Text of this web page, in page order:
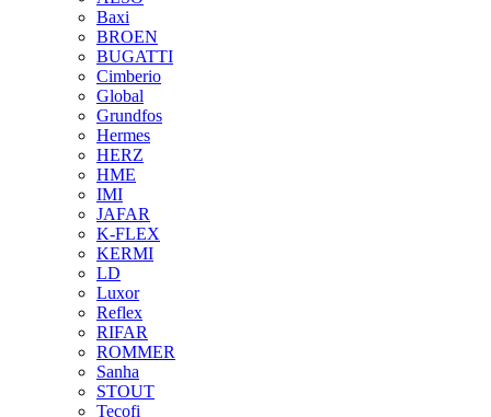
Baxi
BROEN
BUGATTI
Cimberio
Global
Grundfos
Hermes
HERZ
HME
IMI
JAFAR
K-FLEX
KERMI
LD
Luxor
Reflex
RIFAR
ROMMER
Sanha
STOUT
Tecofi